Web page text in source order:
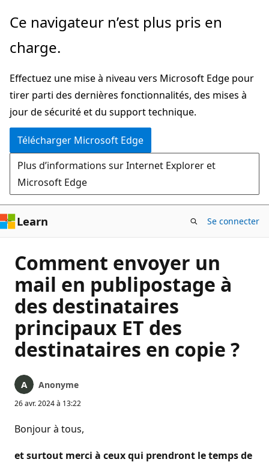
Passer
directement
au
principal
Ce navigateur n’est plus pris en
charge.
Effectuez une mise à niveau vers Microsoft Edge pour
tirer parti des dernières fonctionnalités, des mises à
jour de sécurité et du support technique.
Télécharger Microsoft Edge
Plus d’informations sur Internet Explorer et
Microsoft Edge
Learn Se connecter
Comment envoyer un
mail en publipostage à
des destinataires
principaux ET des
destinataires en copie ?
Anonyme
26 avr. 2024 à 13:22
Bonjour à tous,
et surtout merci à ceux qui prendront le temps de